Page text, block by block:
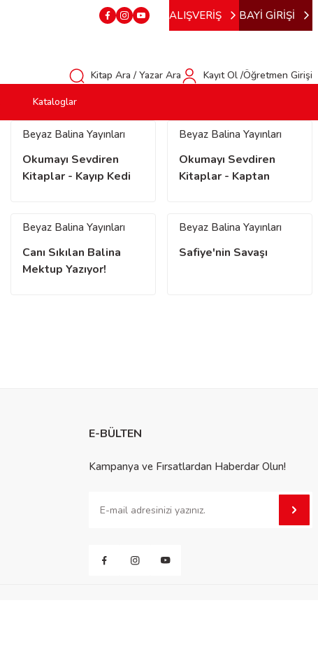
ALIŞVERİŞ BAYİ GİRİŞİ
Kitap Ara / Yazar Ara
Kayıt Ol /Öğretmen Girişi
Kataloglar
Beyaz Balina Yayınları
Okumayı Sevdiren
Kitaplar - Kayıp Kedi
Beyaz Balina Yayınları
Okumayı Sevdiren
Kitaplar - Kaptan
Beyaz Balina Yayınları
Canı Sıkılan Balina
Mektup Yazıyor!
Beyaz Balina Yayınları
Safiye'nin Savaşı
E-BÜLTEN
Kampanya ve Fırsatlardan Haberdar Olun!